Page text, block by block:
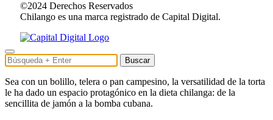
©2024 Derechos Reservados
Chilango es una marca registrado de Capital Digital.
Buscar
Sea con un bolillo, telera o pan campesino, la versatilidad de la torta
le ha dado un espacio protagónico en la dieta chilanga: de la
sencillita de jamón a la bomba cubana.